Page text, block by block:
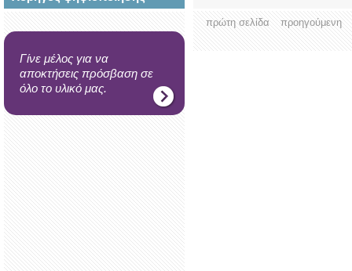
Γίνε μέλος για να
αποκτήσεις πρόσβαση σε
όλο το υλικό μας.
πρώτη σελίδα προηγούμενη